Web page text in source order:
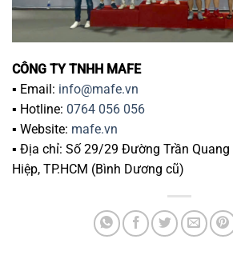
CÔNG TY TNHH MAFE
▪️ Email: info@mafe.vn
▪️ Hotline: 0764 056 056
▪️ Website: mafe.vn
▪️ Địa chỉ: Số 29/29 Đường Trần Quang
Hiệp, TP.HCM (Bình Dương cũ)